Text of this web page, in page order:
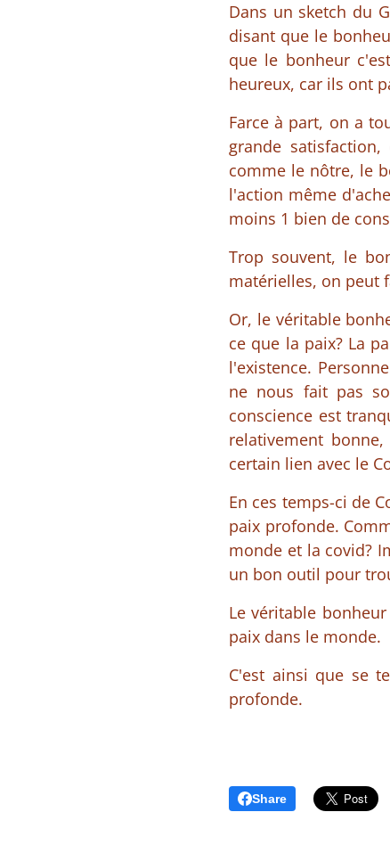
Dans un sketch du
disant que le
que le bonheur
heureux, car ils ont
Farce à part, on a
grande
comme le nôtre, le
l'action même
moins 1 bien de
Trop souvent, le
matérielles, on peut
Or, le véritable
ce que la paix? La
l'existence.
ne nous fait pas
conscience est
relativement
certain lien avec le
En ces temps-ci de
paix profonde.
monde et la covid?
un bon outil pour
Le véritable
paix dans le monde.
C'est ainsi que se
profonde.
Share